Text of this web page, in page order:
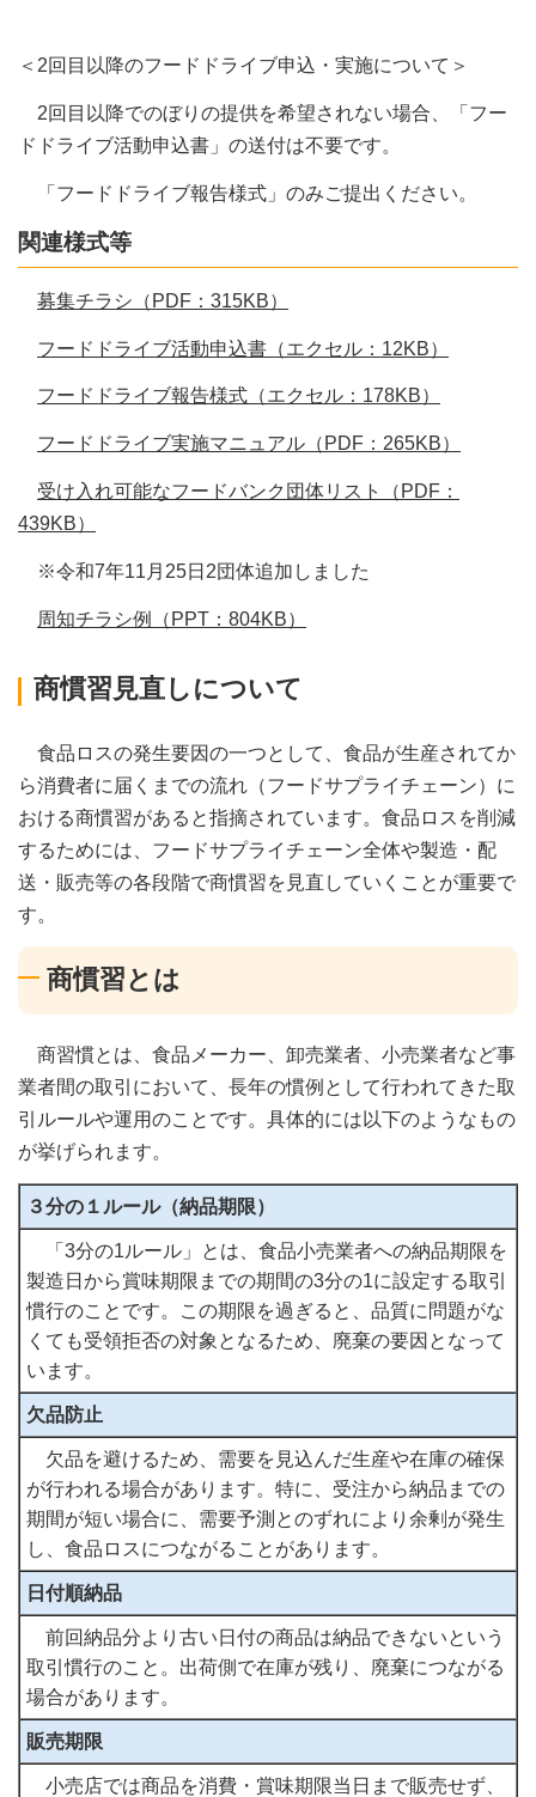
＜2回目以降のフードドライブ申込・実施について＞
2回目以降でのぼりの提供を希望されない場合、「フー
ドドライブ活動申込書」の送付は不要です。
「フードドライブ報告様式」のみご提出ください。
関連様式等
募集チラシ（PDF：315KB）
フードドライブ活動申込書（エクセル：12KB）
フードドライブ報告様式（エクセル：178KB）
フードドライブ実施マニュアル（PDF：265KB）
受け入れ可能なフードバンク団体リスト（PDF：
439KB）
※令和7年11月25日2団体追加しました
周知チラシ例（PPT：804KB）
商慣習見直しについて
食品ロスの発生要因の一つとして、食品が生産されてか
ら消費者に届くまでの流れ（フードサプライチェーン）に
おける商慣習があると指摘されています。食品ロスを削減
するためには、フードサプライチェーン全体や製造・配
送・販売等の各段階で商慣習を見直していくことが重要で
す。
商慣習とは
商習慣とは、食品メーカー、卸売業者、小売業者など事
業者間の取引において、長年の慣例として行われてきた取
引ルールや運用のことです。具体的には以下のようなもの
が挙げられます。
３分の１ルール（納品期限）
「3分の1ルール」とは、食品小売業者への納品期限を
製造日から賞味期限までの期間の3分の1に設定する取引
慣行のことです。この期限を過ぎると、品質に問題がな
くても受領拒否の対象となるため、廃棄の要因となって
います。
欠品防止
欠品を避けるため、需要を見込んだ生産や在庫の確保
が行われる場合があります。特に、受注から納品までの
期間が短い場合に、需要予測とのずれにより余剰が発生
し、食品ロスにつながることがあります。
日付順納品
前回納品分より古い日付の商品は納品できないという
取引慣行のこと。出荷側で在庫が残り、廃棄につながる
場合があります。
販売期限
小売店では商品を消費・賞味期限当日まで販売せず、